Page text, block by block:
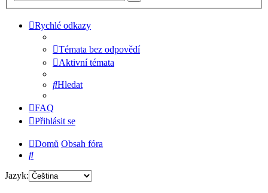
Rychlé odkazy
Témata bez odpovědí
Aktivní témata
Hledat
FAQ
Přihlásit se
Domů Obsah fóra
Hledat
Jazyk: